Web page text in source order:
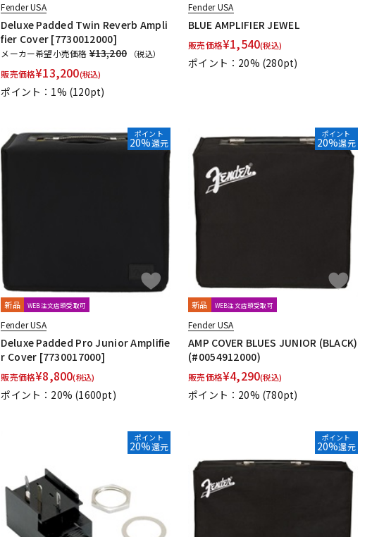
Fender USA
Deluxe Padded Twin Reverb Ampli
fier Cover [7730012000]
メーカー希望小売価格 ¥13,200 （税込）
販売価格¥13,200(税込)
ポイント：1% (120pt)
Fender USA
BLUE AMPLIFIER JEWEL
販売価格¥1,540(税込)
ポイント：20% (280pt)
ポイント
20%還元
新品 WEB注文店頭受取可
Fender USA
Deluxe Padded Pro Junior Amplifie
r Cover [7730017000]
販売価格¥8,800(税込)
ポイント：20% (1600pt)
ポイント
20%還元
新品 WEB注文店頭受取可
Fender USA
AMP COVER BLUES JUNIOR (BLACK)
(#0054912000)
販売価格¥4,290(税込)
ポイント：20% (780pt)
ポイント
20%還元
ポイント
20%還元